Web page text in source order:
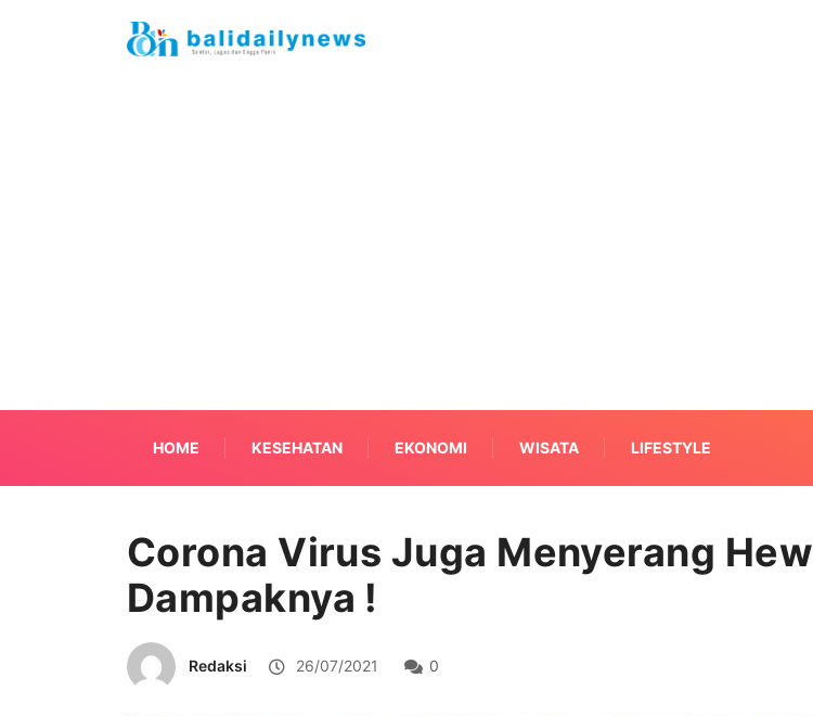
HOME KESEHATAN EKONOMI WISATA LIFESTYLE
Corona Virus Juga Menyerang
Dampaknya !
Redaksi 26/07/2021 0